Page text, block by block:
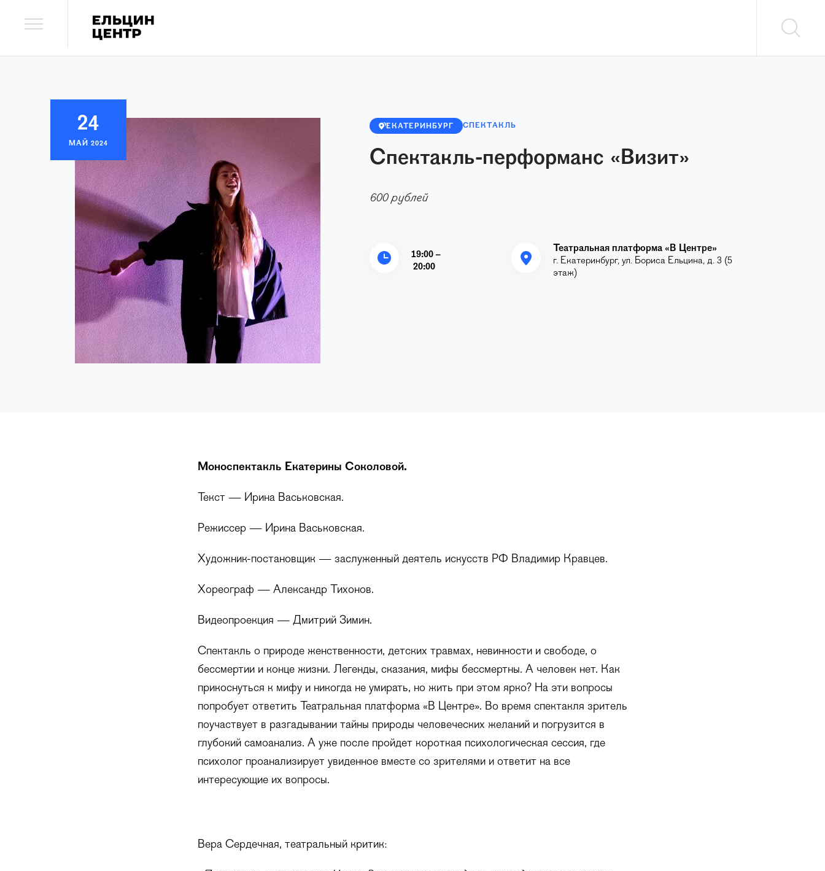
24
МАЙ 2024
ЕКАТЕРИНБУРГ СПЕКТАКЛЬ
Спектакль-перформанс «​Визит»​
600 рублей
19:00 –
20:00
Театральная платформа «​В Центре»​
г. Екатеринбург, ул. Бориса Ельцина, д. 3 (5
этаж)
Моноспектакль Екатерины Соколовой.
Текст — Ирина Васьковская.
Режиссер — Ирина Васьковская.
Художник-постановщик — заслуженный деятель искусств РФ Владимир Кравцев.
Хореограф — Александр Тихонов.
Видеопроекция — Дмитрий Зимин.
Спектакль о природе женственности, детских травмах, невинности и свободе, о
бессмертии и конце жизни. Легенды, сказания, мифы бессмертны. А человек нет. Как
прикоснуться к мифу и никогда не умирать, но жить при этом ярко? На эти вопросы
попробует ответить Театральная платформа «В Центре». Во время спектакля зритель
поучаствует в разгадывании тайны природы человеческих желаний и погрузится в
глубокий самоанализ. А уже после пройдет короткая психологическая сессия, где
психолог проанализирует увиденное вместе со зрителями и ответит на все
интересующие их вопросы.
Вера Сердечная, театральный критик: